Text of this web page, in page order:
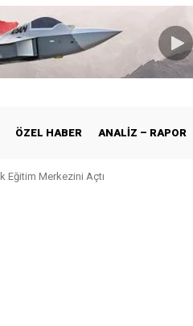
ÖZEL HABER ANALIZ – RAPOR
Eğitim Merkezini Açtı